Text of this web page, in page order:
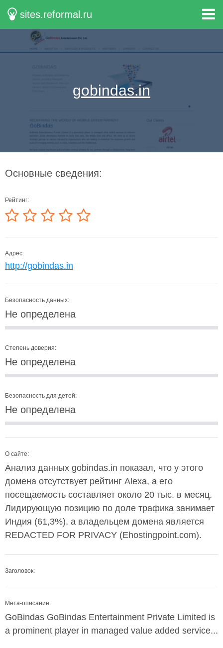
sites.reformal.ru
gobindas.in
Основные сведения:
Рейтинг:
Адрес:
http://gobindas.in
Безопасность данных:
Не определена
Степень доверия:
Не определена
Безопасность для детей:
Не определена
О сайте:
Анализ данных gobindas.in показал, что у этого
домена отсутствует рейтинг Alexa, а его
посещаемость составляет около 20 тыс. в месяц.
Лидирующую позицию по доле трафика занимает
Индия (61,3%), а владельцем домена является
REDACTED FOR PRIVACY (Ehostingpoint.com).
Заголовок:
Мета-описание:
GoBindas GoBindas Entertainment Private Limited is
a prominent player in managed value added service...